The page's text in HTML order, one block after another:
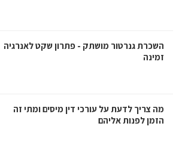
השכרת גנרטור מושתק - פתרון שקט לאנרגיה
זמינה
מה צריך לדעת על עורכי דין מיסים ומתי זה
הזמן לפנות אליהם